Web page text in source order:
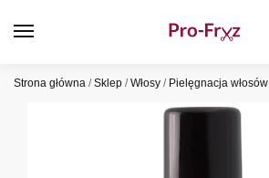
Strona główna /Sklep /Włosy / Pielęgnacja włosów